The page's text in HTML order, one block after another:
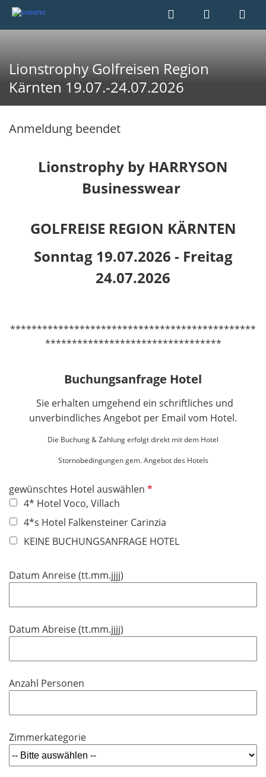
Lionstrophy Golfreisen Region
Kärnten 19.07.-24.07.2026
Anmeldung beendet
Lionstrophy by HARRYSON
Businesswear
GOLFREISE REGION KÄRNTEN
Sonntag 19.07.2026 - Freitag
24.07.2026
**********************************************
*********************************
Buchungsanfrage Hotel
Sie erhalten umgehend ein schriftliches und
unverbindliches Angebot per Email vom Hotel.
Die Buchung & Zahlung erfolgt direkt mit dem Hotel
Stornobedingungen gem. Angebot des Hotels
gewünschtes Hotel auswählen P
l
c
4* Hotel Voco, Villach
4*s Hotel Falkensteiner Carinzia
KEINE BUCHUNGSANFRAGE HOTEL
Datum Anreise (tt.mm.jjjj)
Datum Abreise (tt.mm.jjjj)
Anzahl Personen
Zimmerkategorie